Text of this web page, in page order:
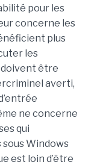
pour les
concerne les
plus
les
être
averti,
ne concerne
qui
Windows
est loin d’être